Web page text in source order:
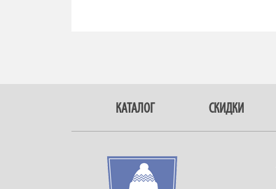
КАТАЛОГ СКИДКИ